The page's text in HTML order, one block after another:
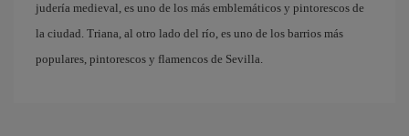
judería medieval, es uno de los más emblemáticos y pintorescos de
la ciudad. Triana, al otro lado del río, es uno de los barrios más
populares, pintorescos y flamencos de Sevilla.